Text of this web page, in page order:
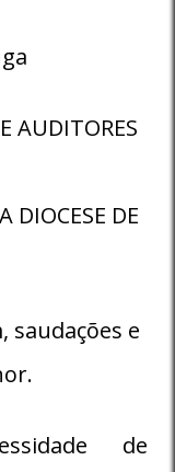
AUDITORES
DIOCESE DE
saudações e
de